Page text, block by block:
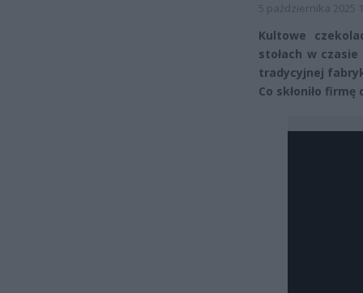
5 października 2025
Kultowe
stołach w
tradycyjnej
Co skłoniło